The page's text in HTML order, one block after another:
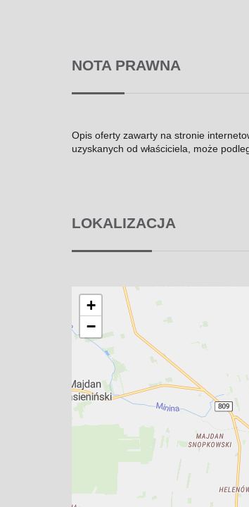
NOTA PRAWNA
Opis oferty zawarty na stronie
uzyskanych od właściciela, może
LOKALIZACJA
+
−